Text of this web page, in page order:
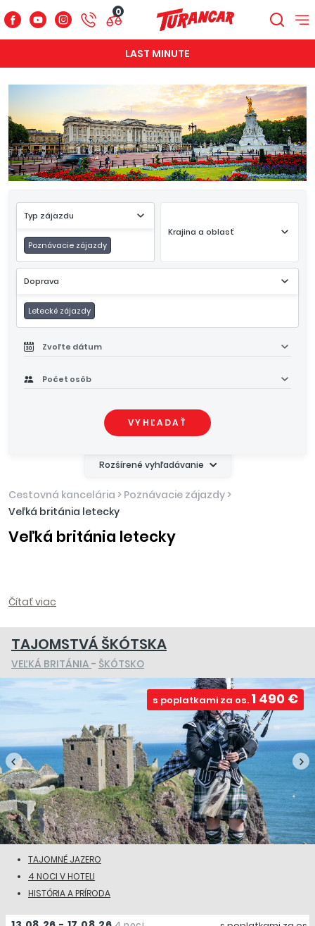
0
LAST MINUTE
Rozšírené vyhľadávanie
Typ zájazdu
Poznávacie zájazdy
Krajina a oblasť
Doprava
Letecké zájazdy
Zvoľte dátum
Počet osôb
VYHĽADAŤ
Cestovná kancelária > Poznávacie zájazdy >
Veľká británia letecky
Veľká británia letecky
Čítať viac
TAJOMSTVÁ ŠKÓTSKA
VEĽKÁ BRITÁNIA - ŠKÓTSKO
s poplatkami za os. 1 490 €
TAJOMNÉ JAZERO
4 NOCI V HOTELI
HISTÓRIA A PRÍRODA